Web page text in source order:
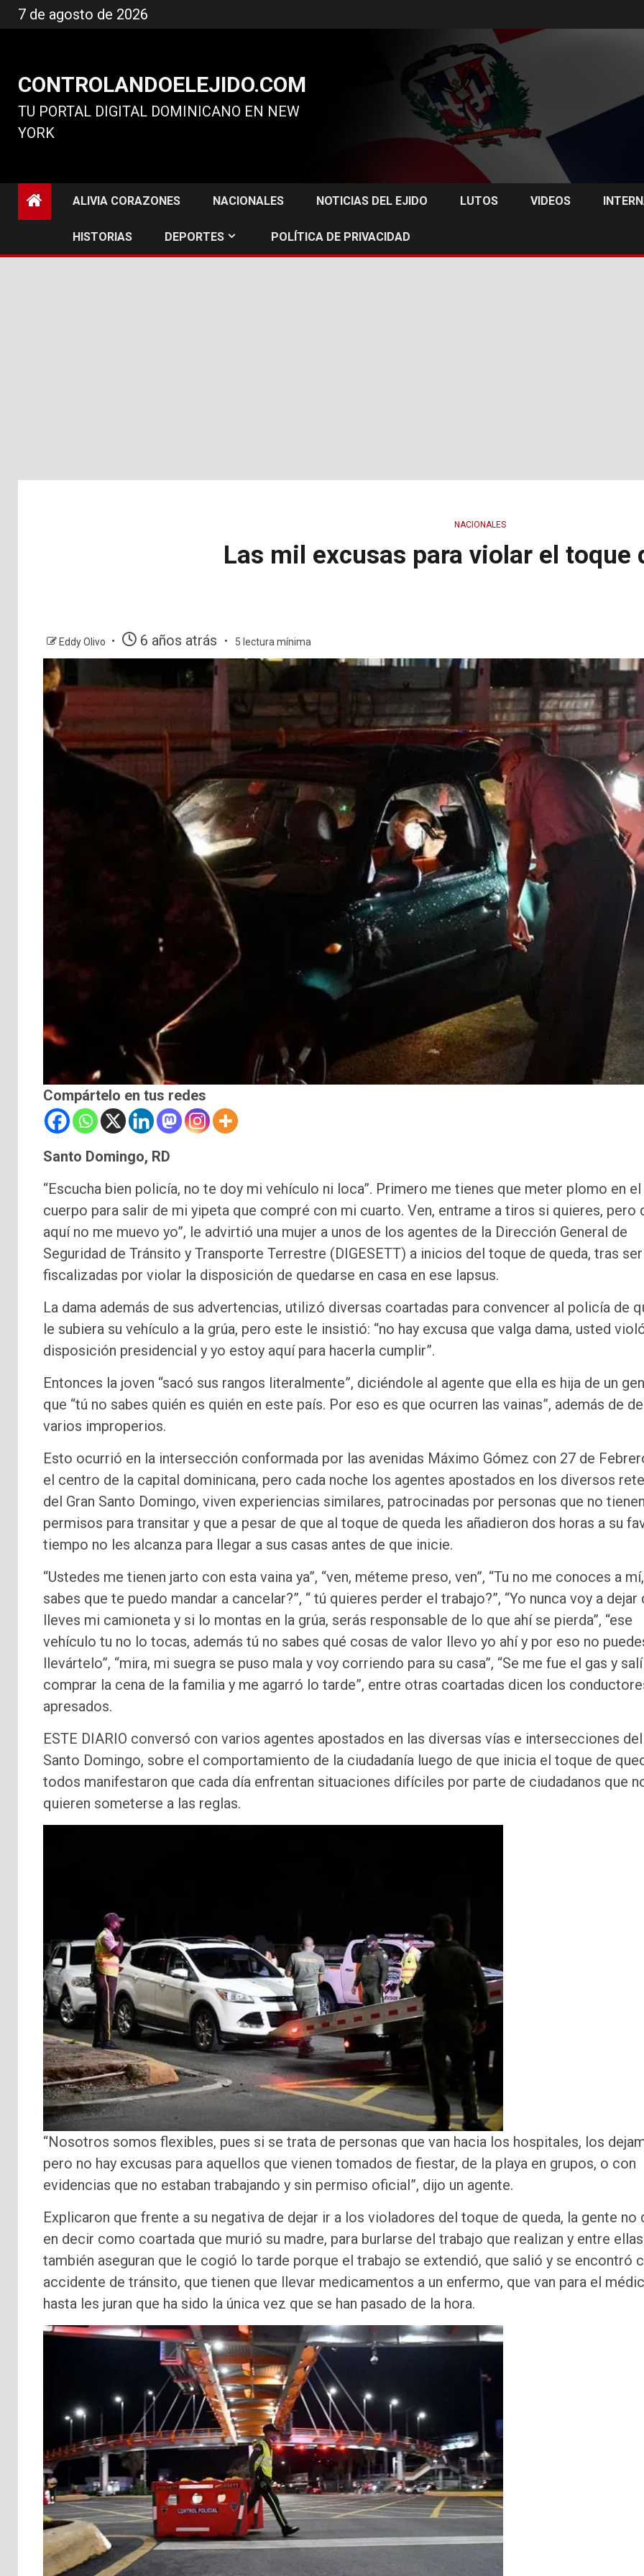
al
7 de agosto de 2026
CONTROLANDOELEJIDO.COM
TU PORTAL DIGITAL DOMINICANO EN NEW
YORK
ALIVIA CORAZONES NACIONALES NOTICIAS DEL EJIDO LUTOS VIDEOS
HISTORIAS DEPORTES POLÍTICA DE PRIVACIDAD
NACIONALES
Las mil excusas para violar el toque
Eddy Olivo 6 años atrás 5 lectura mínima
Compártelo en tus redes
Santo Domingo, RD
“Escucha bien policía, no te doy mi vehículo ni loca”. Primero me tienes que meter plomo en el
cuerpo para salir de mi yipeta que compré con mi cuarto. Ven, entrame a tiros si quieres, pero
aquí no me muevo yo”, le advirtió una mujer a unos de los agentes de la Dirección General de
Seguridad de Tránsito y Transporte Terrestre (DIGESETT) a inicios del toque de queda, tras ser
fiscalizadas por violar la disposición de quedarse en casa en ese lapsus.
La dama además de sus advertencias, utilizó diversas coartadas para convencer al policía de
le subiera su vehículo a la grúa, pero este le insistió: “no hay excusa que valga dama, usted
disposición presidencial y yo estoy aquí para hacerla cumplir”.
Entonces la joven “sacó sus rangos literalmente”, diciéndole al agente que ella es hija de un
que “tú no sabes quién es quién en este país. Por eso es que ocurren las vainas”, además de
varios improperios.
Esto ocurrió en la intersección conformada por las avenidas Máximo Gómez con 27 de
el centro de la capital dominicana, pero cada noche los agentes apostados en los diversos
del Gran Santo Domingo, viven experiencias similares, patrocinadas por personas que no
permisos para transitar y que a pesar de que al toque de queda les añadieron dos horas a su
tiempo no les alcanza para llegar a sus casas antes de que inicie.
“Ustedes me tienen jarto con esta vaina ya”, “ven, méteme preso, ven”, “Tu no me conoces a
sabes que te puedo mandar a cancelar?”, “ tú quieres perder el trabajo?”, “Yo nunca voy a dejar
lleves mi camioneta y si lo montas en la grúa, serás responsable de lo que ahí se pierda”, “ese
vehículo tu no lo tocas, además tú no sabes qué cosas de valor llevo yo ahí y por eso no
llevártelo”, “mira, mi suegra se puso mala y voy corriendo para su casa”, “Se me fue el gas y
comprar la cena de la familia y me agarró lo tarde”, entre otras coartadas dicen los
apresados.
ESTE DIARIO conversó con varios agentes apostados en las diversas vías e intersecciones del
Santo Domingo, sobre el comportamiento de la ciudadanía luego de que inicia el toque de
todos manifestaron que cada día enfrentan situaciones difíciles por parte de ciudadanos que
quieren someterse a las reglas.
“Nosotros somos flexibles, pues si se trata de personas que van hacia los hospitales, los
pero no hay excusas para aquellos que vienen tomados de fiestar, de la playa en grupos, o con
evidencias que no estaban trabajando y sin permiso oficial”, dijo un agente.
Explicaron que frente a su negativa de dejar ir a los violadores del toque de queda, la gente no
en decir como coartada que murió su madre, para burlarse del trabajo que realizan y entre ellas
también aseguran que le cogió lo tarde porque el trabajo se extendió, que salió y se encontró
accidente de tránsito, que tienen que llevar medicamentos a un enfermo, que van para el
hasta les juran que ha sido la única vez que se han pasado de la hora.